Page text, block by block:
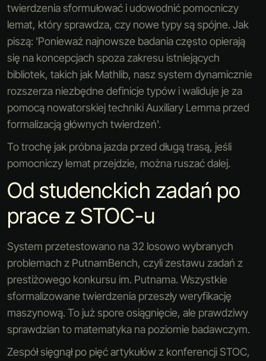
twierdzenia sformułować i udowodnić pomocniczy
lemat, który sprawdza, czy nowe typy są spójne. Jak
piszą: 'Ponieważ najnowsze badania często opierają
się na koncepcjach spoza zakresu istniejących
bibliotek, takich jak Mathlib, nasz system dynamicznie
rozszerza niezbędne definicje typów i waliduje je za
pomocą nowatorskiej techniki Auxiliary Lemma przed
formalizacją głównych twierdzeń'.
To trochę jak próbna jazda przed długą trasą, jeśli
pomocniczy lemat przejdzie, można ruszać dalej.
Od studenckich zadań po
prace z STOC-u
System przetestowano na 32 losowo wybranych
problemach z PutnamBench, czyli zestawu zadań z
prestiżowego konkursu im. Putnama. Wszystkie
sformalizowane twierdzenia przeszły weryfikację
maszynową. To już spore osiągnięcie, ale prawdziwy
sprawdzian to matematyka na poziomie badawczym.
Zespół sięgnął po pięć artykułów z konferencji STOC,